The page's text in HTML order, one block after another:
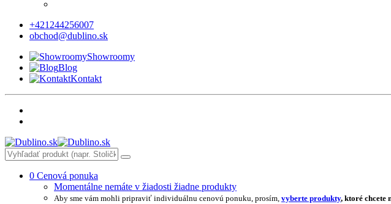
+421244256007
obchod@dublino.sk
Showroomy
Blog
Kontakt
0 Cenová ponuka
Momentálne nemáte v žiadosti žiadne produkty
Aby sme vám mohli pripraviť individuálnu cenovú ponuku, prosím, vyberte produkty, ktoré chcete